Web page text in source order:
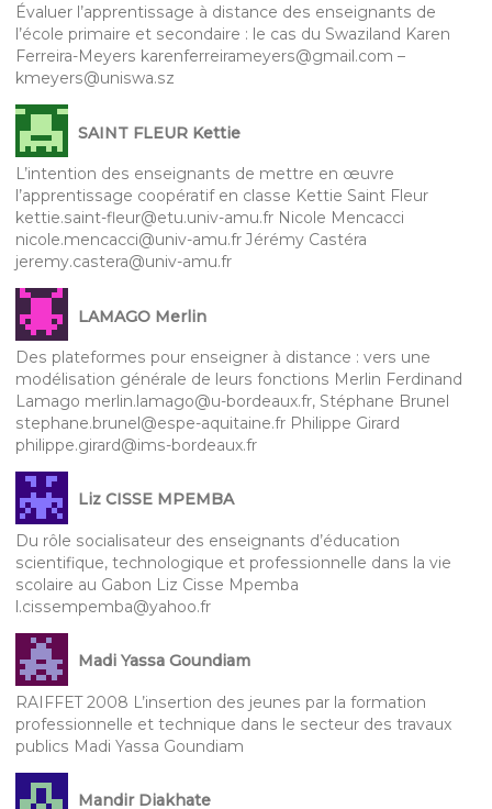
Évaluer l’apprentissage à distance des enseignants de
l’école primaire et secondaire : le cas du Swaziland Karen
Ferreira-Meyers karenferreirameyers@gmail.com –
kmeyers@uniswa.sz
SAINT FLEUR Kettie
L’intention des enseignants de mettre en œuvre
l’apprentissage coopératif en classe Kettie Saint Fleur
kettie.saint-fleur@etu.univ-amu.fr Nicole Mencacci
nicole.mencacci@univ-amu.fr Jérémy Castéra
jeremy.castera@univ-amu.fr
LAMAGO Merlin
Des plateformes pour enseigner à distance : vers une
modélisation générale de leurs fonctions Merlin Ferdinand
Lamago merlin.lamago@u-bordeaux.fr, Stéphane Brunel
stephane.brunel@espe-aquitaine.fr Philippe Girard
philippe.girard@ims-bordeaux.fr
Liz CISSE MPEMBA
Du rôle socialisateur des enseignants d’éducation
scientifique, technologique et professionnelle dans la vie
scolaire au Gabon Liz Cisse Mpemba
l.cissempemba@yahoo.fr
Madi Yassa Goundiam
RAIFFET 2008 L’insertion des jeunes par la formation
professionnelle et technique dans le secteur des travaux
publics Madi Yassa Goundiam
Mandir Diakhate